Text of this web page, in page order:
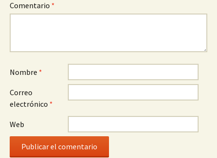
Comentario *
Nombre *
Correo
electrónico *
Web